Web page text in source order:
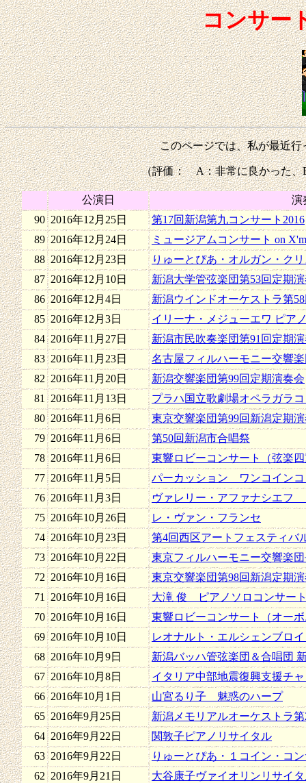
コンサー
このページでは、私が最近
（評価： A：非常に良かった、
公演日
演
90 2016年12月25日
第17回新潟第九コンサート2016
89 2016年12月24日
ミュージアムコンサート on
88 2016年12月23日
りゅーとぴあ・オルガン・ク
87 2016年12月10日
新潟大学管弦楽団第53回定期
86 2016年12月4日
新潟ウインドオーケストラ第
85 2016年12月3日
イリーナ・メジューエワ ピア
84 2016年11月27日
新潟市民吹奏楽団第91回定期
83 2016年11月23日
名古屋フィルハーモニー交響
82 2016年11月20日
新潟交響楽団第99回定期演奏会
81 2016年11月13日
プラハ国立歌劇場オペラガラ
80 2016年11月6日
東京交響楽団第99回新潟定期
79 2016年11月6日
第50回新潟市合唱祭
78 2016年11月6日
東響ロビーコンサート（弦楽
77 2016年11月5日
パーカッション ワンコインコ
76 2016年11月3日
ヴァレリー・アファナシエフ
75 2016年10月26日
レ・ヴァン・フランセ
74 2016年10月23日
第4回西区アートフェスティバ
73 2016年10月22日
東京フィルハーモニー交響楽
72 2016年10月16日
東京交響楽団第98回新潟定期
71 2016年10月16日
大滝 俊 ピアノソロコンサー
70 2016年10月16日
東響ロビーコンサート（オー
69 2016年10月10日
レオナルト・エルシェンブロ
68 2016年10月9日
新潟バッハ管弦楽団＆合唱団
67 2016年10月8日
イタリア中部地震復興支援チ
66 2016年10月1日
山宮るり子 魅惑のハープ
65 2016年9月25日
新潟メモリアルオーケストラ
64 2016年9月22日
関敦子ピアノリサイタル
63 2016年9月22日
りゅーとぴあ・１コイン・コ
62 2016年9月21日
大谷康子ヴァイオリンリサイ